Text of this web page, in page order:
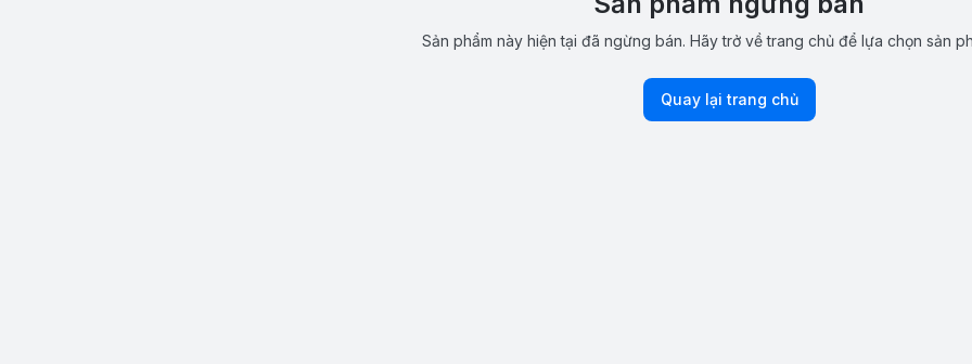
Sản phẩm này hiện tại đã ngừng bán. Hãy trở về trang chủ để lựa chọn sản
Quay lại trang chủ